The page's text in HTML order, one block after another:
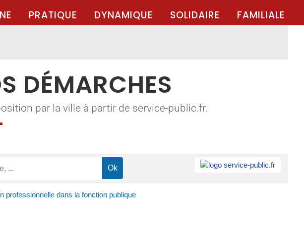
PRATIQUE DYNAMIQUE SOLIDAIRE FAMILIALE
DÉMARCHES
par la ville à partir de service-public.fr.
professionnelle dans la fonction publique